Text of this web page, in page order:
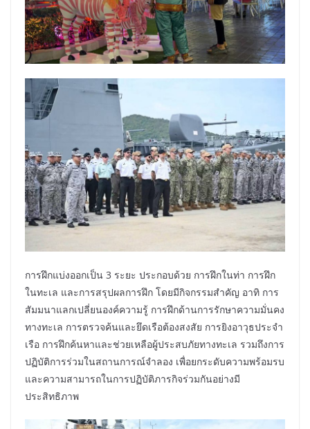
การฝึกแบ่งออกเป็น 3 ระยะ ประกอบด้วย การฝึกในท่า การฝึก
ในทะเล และการสรุปผลการฝึก โดยมีกิจกรรมสำคัญ อาทิ การ
สัมมนาแลกเปลี่ยนองค์ความรู้ การฝึกด้านการรักษาความมั่นคง
ทางทะเล การตรวจค้นและยึดเรือต้องสงสัย การยิงอาวุธประจำ
เรือ การฝึกค้นหาและช่วยเหลือผู้ประสบภัยทางทะเล รวมถึงการ
ปฏิบัติการร่วมในสถานการณ์จำลอง เพื่อยกระดับความพร้อมรบ
และความสามารถในการปฏิบัติภารกิจร่วมกันอย่างมี
ประสิทธิภาพ